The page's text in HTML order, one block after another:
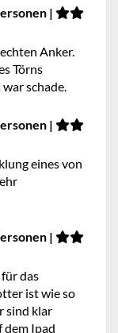
|
Anker.
Törns
schade.
|
eines von
|
das
ist wie so
sind klar
dem Ipad